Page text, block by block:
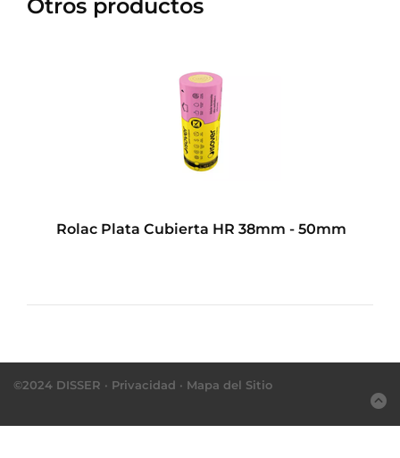
Otros productos
Rolac Plata Cubierta HR 38mm - 50mm
©2024 DISSER · Privacidad · Mapa del Sitio